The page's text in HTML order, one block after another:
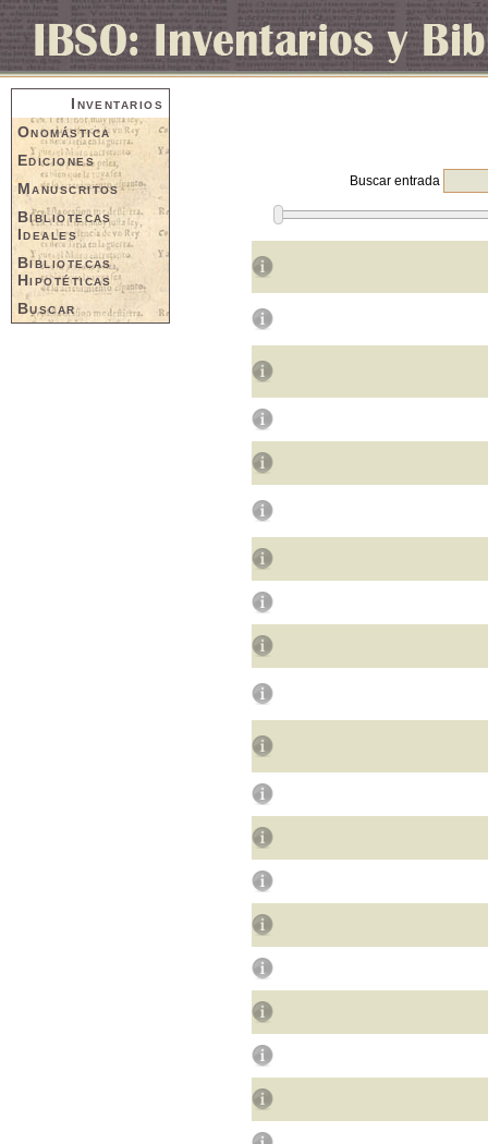
Inventarios
Onomástica
Ediciones
Manuscritos
Bibliotecas
Ideales
Bibliotecas
Hipotéticas
Buscar
Buscar entrada